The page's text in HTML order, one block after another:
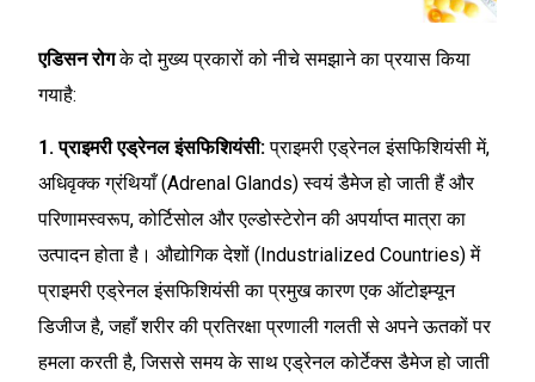
एडिसन रोगके दो मुख्य प्रकारों को नीचे समझाने का प्रयास किया
गयाहै:
1. प्राइमरी एड्रेनल इंसफिशियंसी:प्राइमरी एड्रेनल इंसफिशियंसी में,
अधिवृक्क ग्रंथियाँ (Adrenal Glands) स्वयं डैमेज हो जाती हैं और
परिणामस्वरूप, कोर्टिसोल और एल्डोस्टेरोन की अपर्याप्त मात्रा का
उत्पादन होता है। औद्योगिक देशों (Industrialized Countries) में
प्राइमरी एड्रेनल इंसफिशियंसी का प्रमुख कारण एक ऑटोइम्यून
डिजीज है, जहाँ शरीर की प्रतिरक्षा प्रणाली गलती से अपने ऊतकों पर
हमला करती है, जिससे समय के साथ एड्रेनल कोर्टेक्स डैमेज हो जाती